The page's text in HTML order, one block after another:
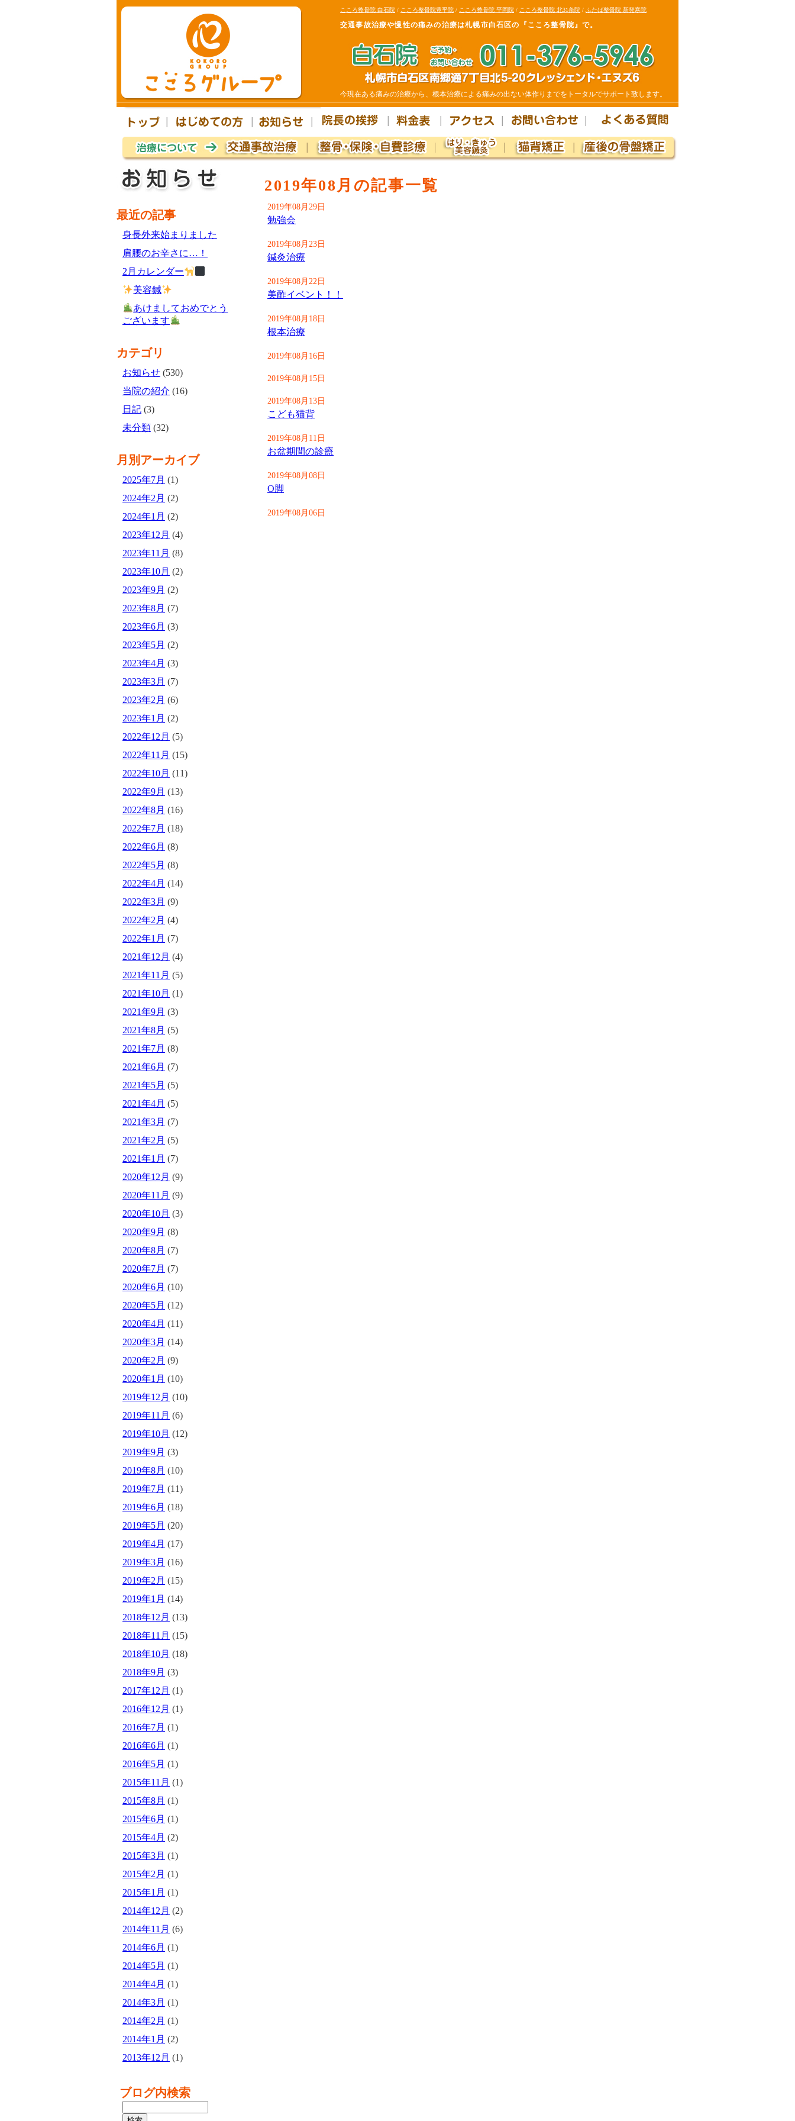
こころ整骨院 白石院 / こころ整骨院豊平院 / こころ整骨院 平岡院 / こころ整骨院 北31条院 / ふたば整骨院 新発寒院
交通事故治療や慢性の痛みの治療は札幌市白石区の『こころ整骨院』で。
今現在ある痛みの治療から、根本治療による痛みの出ない体作りまでをトータルでサポート致します。
2019年08月の記事一覧
2019年08月29日
勉強会
2019年08月23日
鍼灸治療
2019年08月22日
美酢イベント！！
2019年08月18日
根本治療
2019年08月16日
2019年08月15日
2019年08月13日
こども猫背
2019年08月11日
お盆期間の診療
2019年08月08日
О脚
2019年08月06日
最近の記事
身長外来始まりました
肩腰のお辛さに…！
2月カレンダー
美容鍼
あけましておめでとう
ございます
カテゴリ
お知らせ (530)
当院の紹介 (16)
日記 (3)
未分類 (32)
月別アーカイブ
2025年7月 (1)
2024年2月 (2)
2024年1月 (2)
2023年12月 (4)
2023年11月 (8)
2023年10月 (2)
2023年9月 (2)
2023年8月 (7)
2023年6月 (3)
2023年5月 (2)
2023年4月 (3)
2023年3月 (7)
2023年2月 (6)
2023年1月 (2)
2022年12月 (5)
2022年11月 (15)
2022年10月 (11)
2022年9月 (13)
2022年8月 (16)
2022年7月 (18)
2022年6月 (8)
2022年5月 (8)
2022年4月 (14)
2022年3月 (9)
2022年2月 (4)
2022年1月 (7)
2021年12月 (4)
2021年11月 (5)
2021年10月 (1)
2021年9月 (3)
2021年8月 (5)
2021年7月 (8)
2021年6月 (7)
2021年5月 (5)
2021年4月 (5)
2021年3月 (7)
2021年2月 (5)
2021年1月 (7)
2020年12月 (9)
2020年11月 (9)
2020年10月 (3)
2020年9月 (8)
2020年8月 (7)
2020年7月 (7)
2020年6月 (10)
2020年5月 (12)
2020年4月 (11)
2020年3月 (14)
2020年2月 (9)
2020年1月 (10)
2019年12月 (10)
2019年11月 (6)
2019年10月 (12)
2019年9月 (3)
2019年8月 (10)
2019年7月 (11)
2019年6月 (18)
2019年5月 (20)
2019年4月 (17)
2019年3月 (16)
2019年2月 (15)
2019年1月 (14)
2018年12月 (13)
2018年11月 (15)
2018年10月 (18)
2018年9月 (3)
2017年12月 (1)
2016年12月 (1)
2016年7月 (1)
2016年6月 (1)
2016年5月 (1)
2015年11月 (1)
2015年8月 (1)
2015年6月 (1)
2015年4月 (2)
2015年3月 (1)
2015年2月 (1)
2015年1月 (1)
2014年12月 (2)
2014年11月 (6)
2014年6月 (1)
2014年5月 (1)
2014年4月 (1)
2014年3月 (1)
2014年2月 (1)
2014年1月 (2)
2013年12月 (1)
ブログ内検索